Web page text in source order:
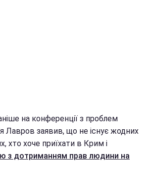
на конференції з проблем
Лавров заявив, що не існує жодних
хто хоче приїхати в Крим і
з дотриманням прав людини на